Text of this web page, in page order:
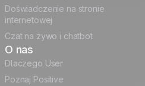
Doświadczenie na stronie
internetowej
Czat na żywo i chatbot
O nas
Dlaczego User
Poznaj Positive